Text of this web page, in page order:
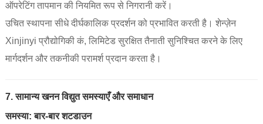
ऑपरेटिंग तापमान की नियमित रूप से निगरानी करें।
उचित स्थापना सीधे दीर्घकालिक प्रदर्शन को प्रभावित करती है। शेन्ज़ेन
Xinjinyi प्रौद्योगिकी कं, लिमिटेड सुरक्षित तैनाती सुनिश्चित करने के लिए
मार्गदर्शन और तकनीकी परामर्श प्रदान करता है।
7. सामान्य खनन विद्युत समस्याएँ और समाधान
समस्या: बार-बार शटडाउन